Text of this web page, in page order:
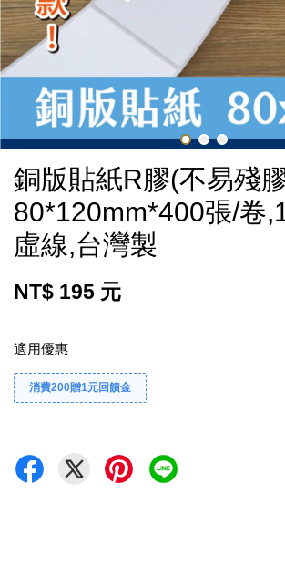
銅版貼紙R膠(不易殘
80*120mm*400張/卷
虛線,台灣製
NT$ 195 元
適用優惠
消費200贈1元回饋金